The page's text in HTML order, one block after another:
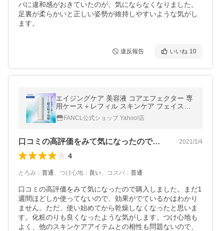
パに違和感がおきていたのが、気にならなくなりました。
足裏が柔らかいと正しい姿勢が維持しやすいような気がし
ます。
違反報告 いいね 10
エイジングケア 美容液 コアエフェクター 専
用ケース＋レフィル スキンケア フェイスケ
ア 肌ケア ハリ 化粧品 ファンケル 公式 FAN
CLFANCL公式ショップ Yahoo!店
口コミの高評価をみて気になったので購入… 2021/1/4
4
とろみ ： 普通、 つけ心地 ： 良い、 コスパ ： 普通
口コミの高評価をみて気になったので購入しました。まだ1
週間ほどしか使ってないので、効果がでているかはわかり
ません。ただ、使い始めてから乾燥しなくなったと思いま
す。化粧のりも良くなったような気がします。つけ心地も
よく、他のスキンケアアイテムとの相性も問題ないので、